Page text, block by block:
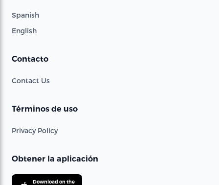
Spanish
English
Contacto
Contact Us
Términos de uso
Privacy Policy
Obtener la aplicación
Download on the